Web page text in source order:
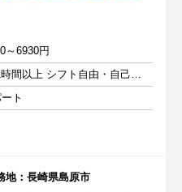
～6930円
週1日以上 1日1時間以上 シフト自由・自己申告
ト
：長崎県島原市